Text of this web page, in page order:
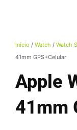
Início / Watch / Watch
41mm GPS+Celular
Apple
41mm